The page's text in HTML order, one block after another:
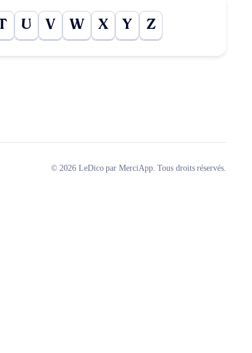
U V W X Y Z
© 2026 LeDico par MerciApp. Tous droits réservés.